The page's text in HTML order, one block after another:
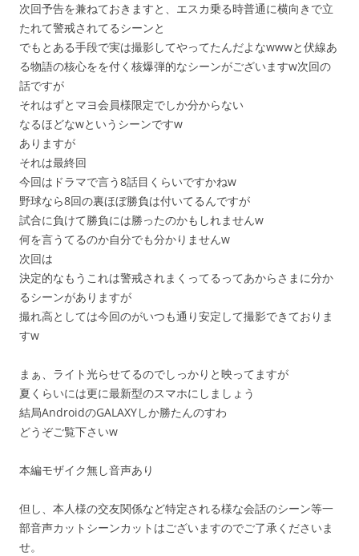
次回予告を兼ねておきますと、エスカ乗る時普通に横向きで立
たれて警戒されてるシーンと
でもとある手段で実は撮影してやってたんだよなwwwと伏線あ
る物語の核心をを付く核爆弾的なシーンがございますw次回の
話ですが
それはずとマヨ会員様限定でしか分からない
なるほどなwというシーンですw
ありますが
それは最終回
今回はドラマで言う8話目くらいですかねw
野球なら8回の裏ほぼ勝負は付いてるんですが
試合に負けて勝負には勝ったのかもしれませんw
何を言うてるのか自分でも分かりませんw
次回は
決定的なもうこれは警戒されまくってるってあからさまに分か
るシーンがありますが
撮れ高としては今回のがいつも通り安定して撮影できておりま
すw
まぁ、ライト光らせてるのでしっかりと映ってますが
夏くらいには更に最新型のスマホにしましょう
結局AndroidのGALAXYしか勝たんのすわ
どうぞご覧下さいw
本編モザイク無し音声あり
但し、本人様の交友関係など特定される様な会話のシーン等一
部音声カットシーンカットはございますのでご了承くださいま
せ。